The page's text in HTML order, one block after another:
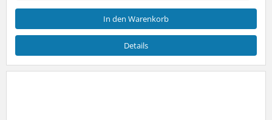
In den Warenkorb
Details